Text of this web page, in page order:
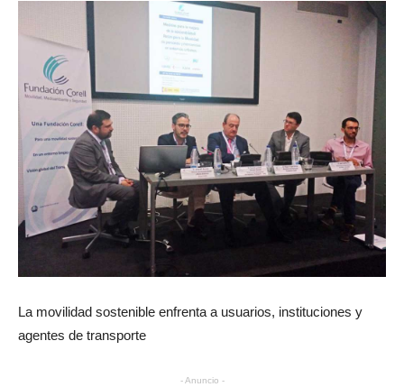
La movilidad sostenible enfrenta a usuarios, instituciones y
agentes de transporte
- Anuncio -